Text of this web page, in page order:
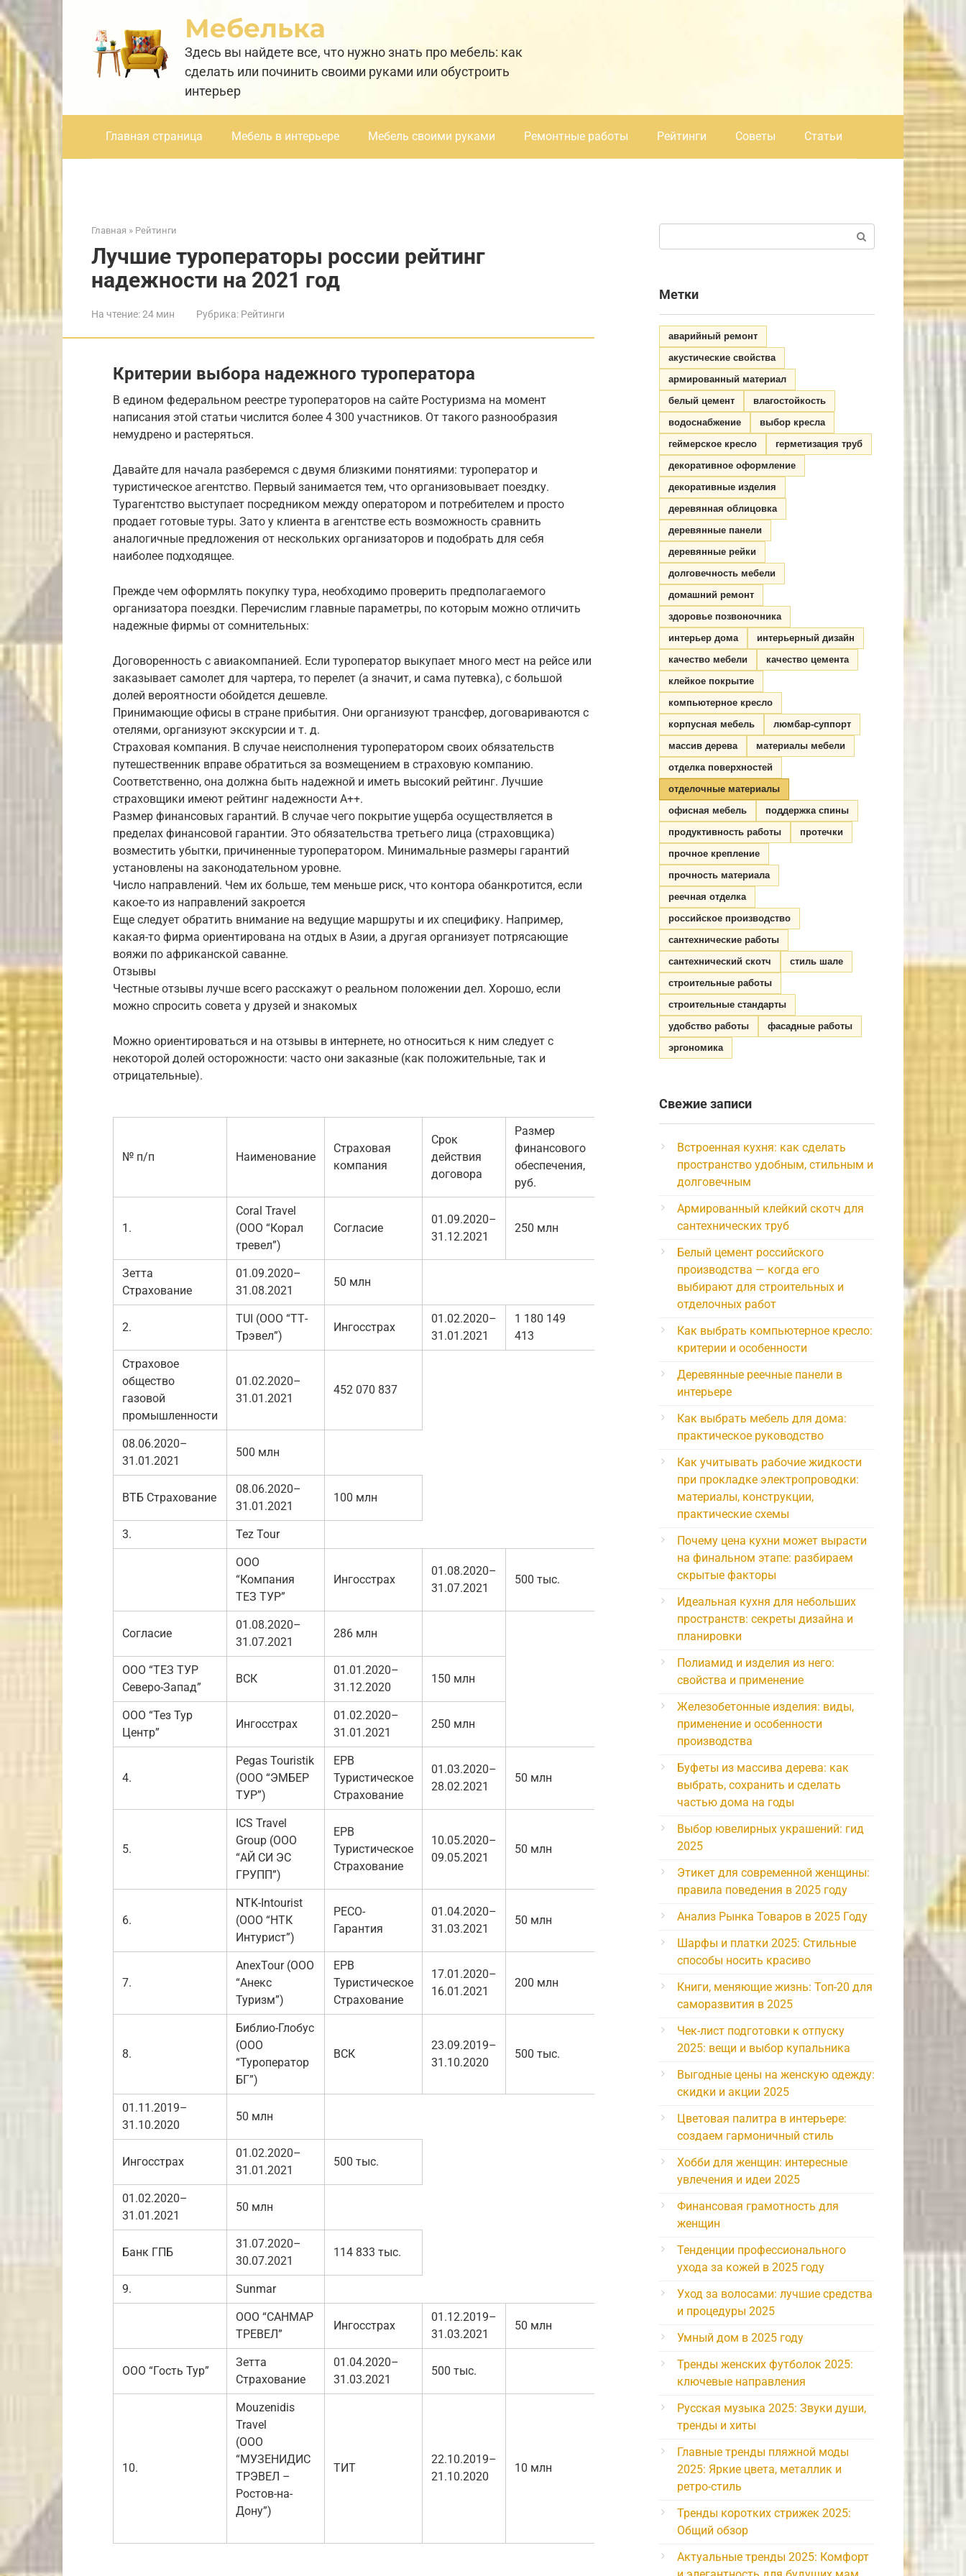
Перейти
к
контенту
Мебелька
Здесь вы найдете все, что нужно знать про мебель: как
сделать или починить своими руками или обустроить
интерьер
Главная страница Мебель в интерьере Мебель своими руками Ремонтные работы Рейтинги Советы Статьи
Главная » Рейтинги
Лучшие туроператоры россии рейтинг
надежности на 2021 год
На чтение:24 мин Рубрика: Рейтинги
Критерии выбора надежного туроператора
В едином федеральном реестре туроператоров на сайте Ростуризма на момент
написания этой статьи числится более 4 300 участников. От такого разнообразия
немудрено и растеряться.
Давайте для начала разберемся с двумя близкими понятиями: туроператор и
туристическое агентство. Первый занимается тем, что организовывает поездку.
Турагентство выступает посредником между оператором и потребителем и просто
продает готовые туры. Зато у клиента в агентстве есть возможность сравнить
аналогичные предложения от нескольких организаторов и подобрать для себя
наиболее подходящее.
Прежде чем оформлять покупку тура, необходимо проверить предполагаемого
организатора поездки. Перечислим главные параметры, по которым можно отличить
надежные фирмы от сомнительных:
Договоренность с авиакомпанией. Если туроператор выкупает много мест на рейсе или
заказывает самолет для чартера, то перелет (а значит, и сама путевка), с большой
долей вероятности обойдется дешевле.
Принимающие офисы в стране прибытия. Они организуют трансфер, договариваются с
отелями, организуют экскурсии и т. д.
Страховая компания. В случае неисполнения туроператором своих обязательств
путешественник вправе обратиться за возмещением в страховую компанию.
Соответственно, она должна быть надежной и иметь высокий рейтинг. Лучшие
страховщики имеют рейтинг надежности А++.
Размер финансовых гарантий. В случае чего покрытие ущерба осуществляется в
пределах финансовой гарантии. Это обязательства третьего лица (страховщика)
возместить убытки, причиненные туроператором. Минимальные размеры гарантий
установлены на законодательном уровне.
Число направлений. Чем их больше, тем меньше риск, что контора обанкротится, если
какое-то из направлений закроется
Еще следует обратить внимание на ведущие маршруты и их специфику. Например,
какая-то фирма ориентирована на отдых в Азии, а другая организует потрясающие
вояжи по африканской саванне.
Отзывы
Честные отзывы лучше всего расскажут о реальном положении дел. Хорошо, если
можно спросить совета у друзей и знакомых
Можно ориентироваться и на отзывы в интернете, но относиться к ним следует с
некоторой долей осторожности: часто они заказные (как положительные, так и
отрицательные).
№ п/п Наименование
Страховая
компания
Срок
действия
договора
Размер
финансового
обеспечения,
руб.
1.
Coral Travel
(ООО “Корал
тревел”)
Согласие
01.09.2020–
31.12.2021
250 млн
Зетта
Страхование
01.09.2020–
31.08.2021
50 млн
2.
TUI (ООО “ТТ-
Трэвел”)
Ингосстрах
01.02.2020–
31.01.2021
1 180 149
413
Страховое
общество
газовой
промышленности
01.02.2020–
31.01.2021
452 070 837
08.06.2020–
31.01.2021
500 млн
ВТБ Страхование
08.06.2020–
31.01.2021
100 млн
3. Tez Tour
ООО
“Компания
ТЕЗ ТУР”
Ингосстрах
01.08.2020–
31.07.2021
500 тыс.
Согласие
01.08.2020–
31.07.2021
286 млн
ООО “ТЕЗ ТУР
Северо-Запад”
ВСК
01.01.2020–
31.12.2020
150 млн
ООО “Тез Тур
Центр”
Ингосстрах
01.02.2020–
31.01.2021
250 млн
4.
Pegas Touristik
(ООО “ЭМБЕР
ТУР”)
ЕРВ
Туристическое
Страхование
01.03.2020–
28.02.2021
50 млн
5.
ICS Travel
Group (ООО
“АЙ СИ ЭС
ГРУПП”)
ЕРВ
Туристическое
Страхование
10.05.2020–
09.05.2021
50 млн
6.
NTK-Intourist
(ООО “НТК
Интурист”)
РЕСО-
Гарантия
01.04.2020–
31.03.2021
50 млн
7.
AnexTour (ООО
“Анекс
Туризм”)
ЕРВ
Туристическое
Страхование
17.01.2020–
16.01.2021
200 млн
8.
Библио-Глобус
(ООО
“Туроператор
БГ”)
ВСК
23.09.2019–
31.10.2020
500 тыс.
01.11.2019–
31.10.2020
50 млн
Ингосстрах
01.02.2020–
31.01.2021
500 тыс.
01.02.2020–
31.01.2021
50 млн
Банк ГПБ
31.07.2020–
30.07.2021
114 833 тыс.
9. Sunmar
ООО “САНМАР
ТРЕВЕЛ”
Ингосстрах
01.12.2019–
31.03.2021
50 млн
ООО “Гость Тур”
Зетта
Страхование
01.04.2020–
31.03.2021
500 тыс.
10.
Mouzenidis
Travel
(ООО
“МУЗЕНИДИС
ТРЭВЕЛ –
Ростов-на-
Дону”)
ТИТ
22.10.2019–
21.10.2020
10 млн
Метки
аварийный ремонт
акустические свойства
армированный материал
белый цемент
влагостойкость
водоснабжение
выбор кресла
геймерское кресло
герметизация труб
декоративное оформление
декоративные изделия
деревянная облицовка
деревянные панели
деревянные рейки
долговечность мебели
домашний ремонт
здоровье позвоночника
интерьер дома
интерьерный дизайн
качество мебели
качество цемента
клейкое покрытие
компьютерное кресло
корпусная мебель
люмбар-суппорт
массив дерева
материалы мебели
отделка поверхностей
отделочные материалы
офисная мебель
поддержка спины
продуктивность работы
протечки
прочное крепление
прочность материала
реечная отделка
российское производство
сантехнические работы
сантехнический скотч
стиль шале
строительные работы
строительные стандарты
удобство работы
фасадные работы
эргономика
Свежие записи
Встроенная кухня: как сделать
пространство удобным, стильным и
долговечным
Армированный клейкий скотч для
сантехнических труб
Белый цемент российского
производства — когда его
выбирают для строительных и
отделочных работ
Как выбрать компьютерное кресло:
критерии и особенности
Деревянные реечные панели в
интерьере
Как выбрать мебель для дома:
практическое руководство
Как учитывать рабочие жидкости
при прокладке электропроводки:
материалы, конструкции,
практические схемы
Почему цена кухни может вырасти
на финальном этапе: разбираем
скрытые факторы
Идеальная кухня для небольших
пространств: секреты дизайна и
планировки
Полиамид и изделия из него:
свойства и применение
Железобетонные изделия: виды,
применение и особенности
производства
Буфеты из массива дерева: как
выбрать, сохранить и сделать
частью дома на годы
Выбор ювелирных украшений: гид
2025
Этикет для современной женщины:
правила поведения в 2025 году
Анализ Рынка Товаров в 2025 Году
Шарфы и платки 2025: Стильные
способы носить красиво
Книги, меняющие жизнь: Топ-20 для
саморазвития в 2025
Чек-лист подготовки к отпуску
2025: вещи и выбор купальника
Выгодные цены на женскую одежду:
скидки и акции 2025
Цветовая палитра в интерьере:
создаем гармоничный стиль
Хобби для женщин: интересные
увлечения и идеи 2025
Финансовая грамотность для
женщин
Тенденции профессионального
ухода за кожей в 2025 году
Уход за волосами: лучшие средства
и процедуры 2025
Умный дом в 2025 году
Тренды женских футболок 2025:
ключевые направления
Русская музыка 2025: Звуки души,
тренды и хиты
Главные тренды пляжной моды
2025: Яркие цвета, металлик и
ретро-стиль
Тренды коротких стрижек 2025:
Общий обзор
Актуальные тренды 2025: Комфорт